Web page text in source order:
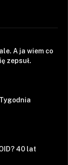
A ja wiem co
zepsuł.
40 lat